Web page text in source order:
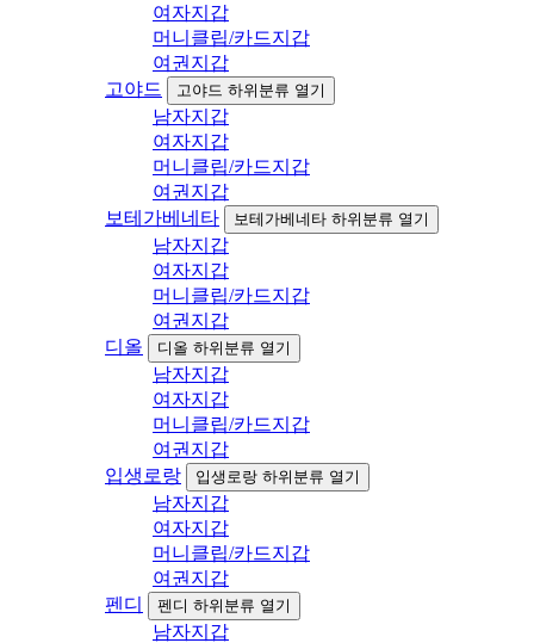
여자지갑
머니클립/카드지갑
여권지갑
고야드
고야드 하위분류 열기
남자지갑
여자지갑
머니클립/카드지갑
여권지갑
보테가베네타
보테가베네타 하위분류 열기
남자지갑
여자지갑
머니클립/카드지갑
여권지갑
디올
디올 하위분류 열기
남자지갑
여자지갑
머니클립/카드지갑
여권지갑
입생로랑
입생로랑 하위분류 열기
남자지갑
여자지갑
머니클립/카드지갑
여권지갑
펜디
펜디 하위분류 열기
남자지갑